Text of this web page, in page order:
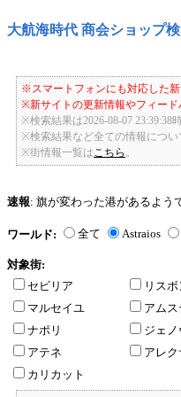
大航海時代 商会ショップ
※スマートフォンにも対応した
※新サイトの更新情報やフィード
※検索結果は2026-08-07 23:39:38
※検索結果など全ての情報につい
※街情報一覧は こちら
速報: 旗が変わった港があるよう
ワールド: 全て Astraios
対象街:
セビリア
リスボ
マルセイユ
アム
ナポリ
ジェノ
アテネ
アレ
カリカット